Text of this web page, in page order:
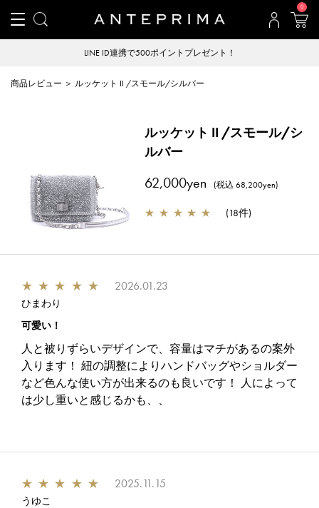
0
LINE ID連携で500ポイントプレゼント！
商品レビュー ＞ ルッケット II /スモール/シルバー
ルッケット II /スモール/シ
ルバー
62,000yen (税込 68,200yen)
★ ★ ★ ★ ★ (18件)
★ ★ ★ ★ ★ 2026.01.23
ひまわり
可愛い！
人と被りずらいデザインで、容量はマチがあるの案外
入ります！ 紐の調整によりハンドバッグやショルダー
など色んな使い方が出来るのも良いです！ 人によって
は少し重いと感じるかも、、
★ ★ ★ ★ ★ 2025.11.15
うゆこ